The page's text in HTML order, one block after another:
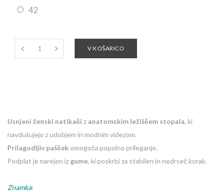
42
V KOŠARICO
Usnjeni ženski natikači z anatomskim ležiščem stopala, ki
navdušujejo z udobjem in modnim videzom.
Prilagodljiv pašček omogoča popolno prileganje.
Podplat je narejen iz gume, ki poskrbi za stabilen in nedrseč korak.
Znamka: